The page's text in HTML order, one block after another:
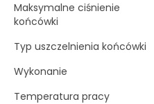
Maksymalne ciśnienie
końcówki
Typ uszczelnienia końcówki
Wykonanie
Temperatura pracy